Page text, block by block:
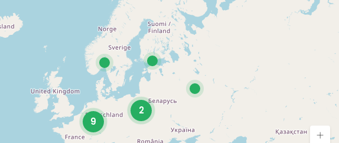
2
9